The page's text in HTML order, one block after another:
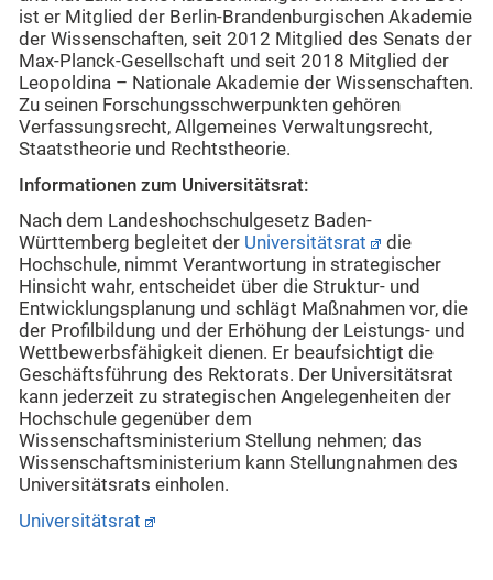
ist er Mitglied der Berlin-Brandenburgischen Akademie
der Wissenschaften, seit 2012 Mitglied des Senats der
Max-Planck-Gesellschaft und seit 2018 Mitglied der
Leopoldina – Nationale Akademie der Wissenschaften.
Zu seinen Forschungsschwerpunkten gehören
Verfassungsrecht, Allgemeines Verwaltungsrecht,
Staatstheorie und Rechtstheorie.
Informationen zum Universitätsrat:
Nach dem Landeshochschulgesetz Baden-
Württemberg begleitet der Universitätsrat
die
Hochschule, nimmt Verantwortung in strategischer
Hinsicht wahr, entscheidet über die Struktur- und
Entwicklungsplanung und schlägt Maßnahmen vor, die
der Profilbildung und der Erhöhung der Leistungs- und
Wettbewerbsfähigkeit dienen. Er beaufsichtigt die
Geschäftsführung des Rektorats. Der Universitätsrat
kann jederzeit zu strategischen Angelegenheiten der
Hochschule gegenüber dem
Wissenschaftsministerium Stellung nehmen; das
Wissenschaftsministerium kann Stellungnahmen des
Universitätsrats einholen.
Universitätsrat